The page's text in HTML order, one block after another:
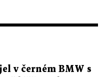
v černém BMW s